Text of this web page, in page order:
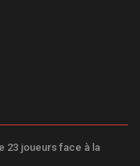
23 joueurs face à la